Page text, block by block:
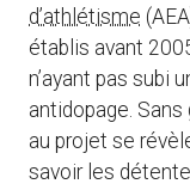
d’athlétisme
établis avant
n’ayant pas subi
antidopage.
au projet se
savoir les